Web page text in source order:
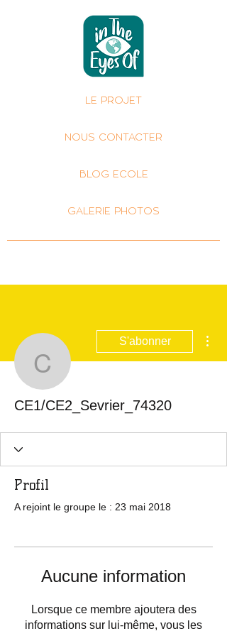
LE PROJET
NOUS CONTACTER
BLOG ECOLE
GALERIE PHOTOS
CE1/
S'abonner
CE1/CE2_Sevrier_74320
Profil
A rejoint le groupe le : 23 mai 2018
Aucune information
Lorsque ce membre ajoutera des
informations sur lui-même, vous les